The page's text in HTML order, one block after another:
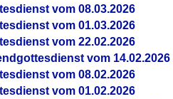
vom 08.03.2026
vom 01.03.2026
vom 22.02.2026
vom 14.02.2026
vom 08.02.2026
vom 01.02.2026